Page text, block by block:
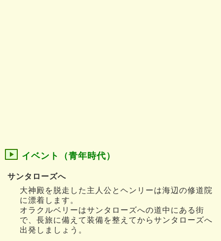
イベント（青年時代）
サンタローズへ
大神殿を脱走した主人公とヘンリーは海辺の修道院
に漂着します。
オラクルベリーはサンタローズへの道中にある街
で、長旅に備えて装備を整えてからサンタローズへ
出発しましょう。